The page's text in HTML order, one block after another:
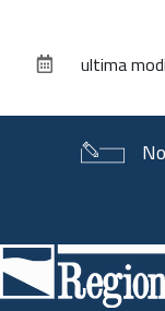
documento
ultima
di
pagina